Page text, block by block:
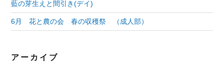
藍の芽生えと間引き(デイ)
6月 花と農の会 春の収穫祭 （成人部）
アーカイブ